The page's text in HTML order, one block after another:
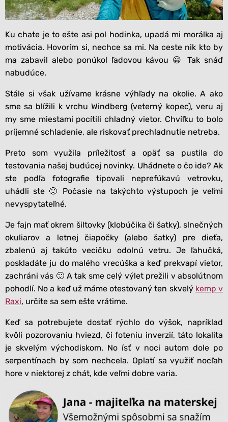
Ku chate je to ešte asi pol hodinka, upadá mi morálka aj
motivácia. Hovorím si, nechce sa mi. Na ceste nik kto by
ma zabavil alebo ponúkol ľadovou kávou 😀 Tak snáď
nabudúce.
Stále si však užívame krásne výhľady na okolie. A ako
sme sa blížili k vrchu Windberg (veterný kopec), veru aj
my sme miestami pocítili chladný vietor. Chvíľku to bolo
príjemné schladenie, ale riskovať prechladnutie netreba.
Preto som využila príležitosť a opäť sa pustila do
testovania našej budúcej novinky. Uhádnete o čo ide? Ak
ste podľa fotografie tipovali neprefúkavú vetrovku,
uhádli ste 🙂 Počasie na takýchto výstupoch je veľmi
nevyspytateľné.
Je fajn mať okrem šiltovky (klobúčika či šatky), slnečných
okuliarov a letnej čiapočky (alebo šatky) pre dieťa,
zbalenú aj takúto vecičku odolnú vetru. Je ľahučká,
poskladáte ju do malého vrecúška a keď prekvapí vietor,
zachráni vás 🙂 A tak sme celý výlet prežili v absolútnom
pohodlí. No a keď už máme otestovaný ten skvelý kemp v
Raxi, určite sa sem ešte vrátime.
Keď sa potrebujete dostať rýchlo do výšok, napríklad
kvôli pozorovaniu hviezd, či foteniu inverzií, táto lokalita
je skvelým východiskom. No ísť v noci autom dole po
serpentínach by som nechcela. Oplatí sa využiť nocľah
hore v niektorej z chát, kde veľmi dobre varia.